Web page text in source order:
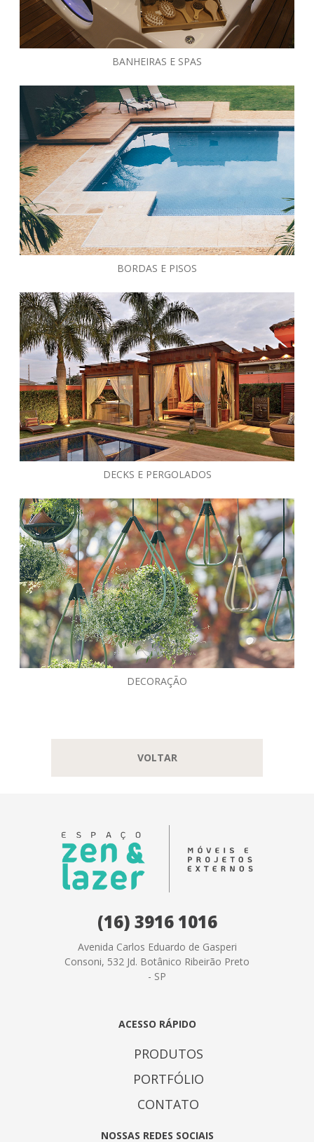
BANHEIRAS E SPAS
BORDAS E PISOS
DECKS E PERGOLADOS
DECORAÇÃO
VOLTAR
(16) 3916 1016
Avenida Carlos Eduardo de Gasperi
Consoni, 532 Jd. Botânico Ribeirão Preto
- SP
ACESSO RÁPIDO
PRODUTOS
PORTFÓLIO
CONTATO
NOSSAS REDES SOCIAIS